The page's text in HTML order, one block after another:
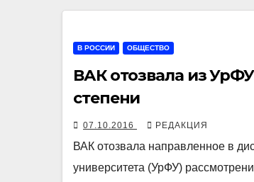
В РОССИИ ОБЩЕСТВО
ВАК отозвала из
степени
07.10.2016 РЕДАКЦИЯ
ВАК отозвала направленное в
университета (УрФУ)